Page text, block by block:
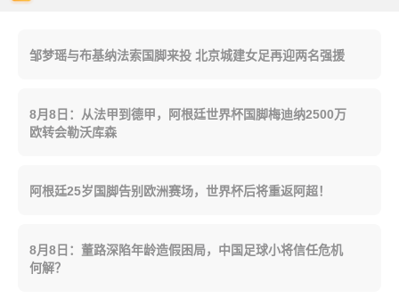
邹梦瑶与布基纳法索国脚来投 北京城建女足再迎两名强援
8月8日：从法甲到德甲，阿根廷世界杯国脚梅迪纳2500万
欧转会勒沃库森
阿根廷25岁国脚告别欧洲赛场，世界杯后将重返阿超！
8月8日：董路深陷年龄造假困局，中国足球小将信任危机
何解？